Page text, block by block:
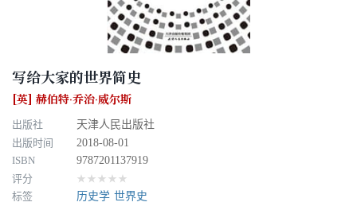
写给大家的世界简史
[英] 赫伯特·乔治·威尔斯
出版社
天津人民出版社
出版时间
2018-08-01
ISBN
9787201137919
评分
★★★★★
标签 历史学 世界史